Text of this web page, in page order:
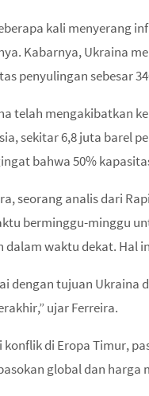
kali menyerang
Kabarnya, Ukraina
penyulingan sebesar
telah mengakibatkan
sekitar 6,8 juta barel
bahwa 50%
seorang analis dari
berminggu-minggu
dalam waktu dekat. Hal
dengan tujuan
ujar Ferreira.
konflik di Eropa Timur,
global dan harga